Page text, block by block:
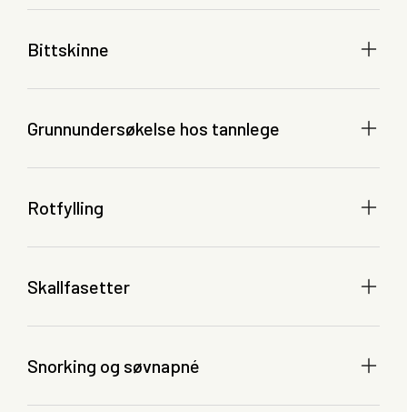
Bittskinne
Grunnundersøkelse hos tannlege
Rotfylling
Skallfasetter
Snorking og søvnapné